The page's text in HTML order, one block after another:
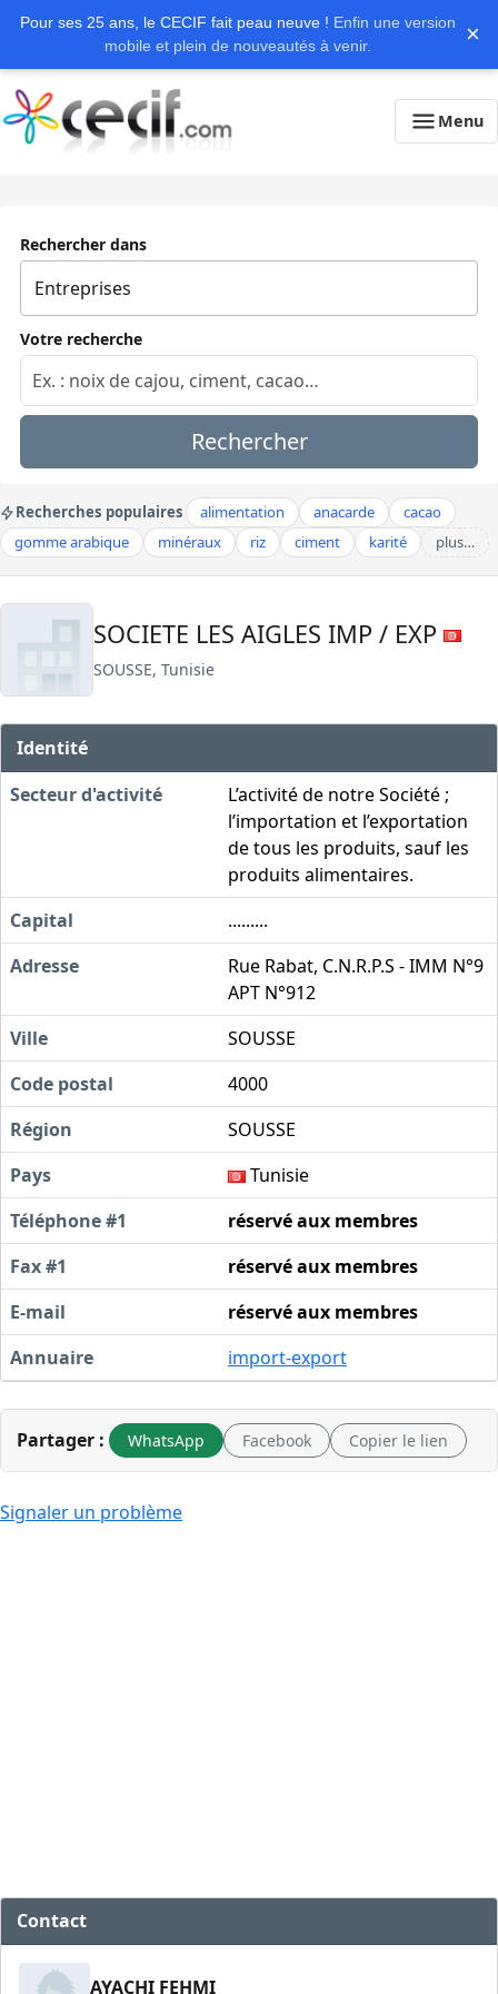
Pour ses 25 ans, le CECIF fait peau neuve ! Enfin une version
mobile et plein de nouveautés à venir.
×
Menu
Rechercher dans
Votre recherche
Rechercher
Recherches populaires alimentation anacarde
cacao
gomme arabique
minéraux riz ciment karité plus…
SOCIETE LES AIGLES IMP / EXP
SOUSSE, Tunisie
Identité
Secteur d'activité
L’activité de notre Société ;
l’importation et l’exportation
de tous les produits, sauf les
produits alimentaires.
Capital
.........
Adresse
Rue Rabat, C.N.R.P.S - IMM N°9
APT N°912
Ville
SOUSSE
Code postal
4000
Région
SOUSSE
Pays
Tunisie
Téléphone #1
réservé aux membres
Fax #1
réservé aux membres
E-mail
réservé aux membres
Annuaire
import-export
Partager : WhatsApp Facebook Copier le lien
Signaler un problème
Contact
AYACHI FEHMI